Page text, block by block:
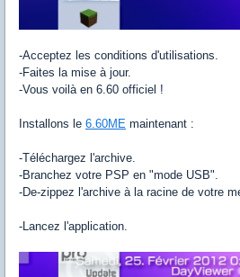
-Acceptez les conditions d'utilisations.
-Faites la mise à jour.
-Vous voilà en 6.60 officiel !
Installons le 6.60ME maintenant :
-Téléchargez l'archive.
-Branchez votre PSP en "mode USB".
-De-zippez l'archive à la racine de votre
-Lancez l'application.